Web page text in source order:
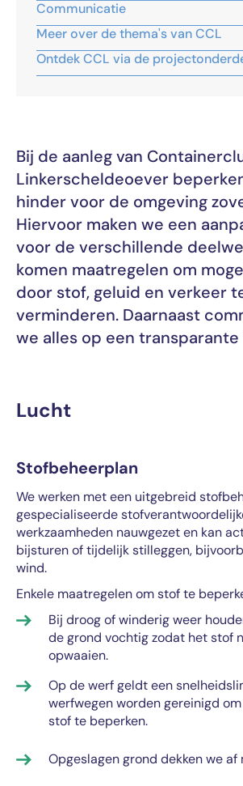
Communicatie
Meer over de thema's van CCL
Ontdek CCL via de
Bij de aanleg van
Linkerscheldeoever
hinder voor de omgeving
Hiervoor maken we een
voor de verschillende
komen maatregelen om
door stof, geluid en verkeer
verminderen. Daarnaast
we alles op een transparante
Lucht
Stofbeheerplan
We werken met een uitgebreid
gespecialiseerde
werkzaamheden nauwgezet en kan
bijsturen of tijdelijk stilleggen,
wind.
Enkele maatregelen om stof te
Bij droog of winderig weer
de grond vochtig zodat het stof
opwaaien.
Op de werf geldt een
werfwegen worden gereinigd
stof te beperken.
Opgeslagen grond dekken we af